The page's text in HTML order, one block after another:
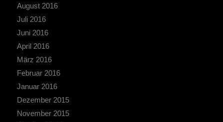
August 2016
Juli 2016
Juni 2016
April 2016
März 2016
Februar 2016
Januar 2016
Dezember 2015
November 2015